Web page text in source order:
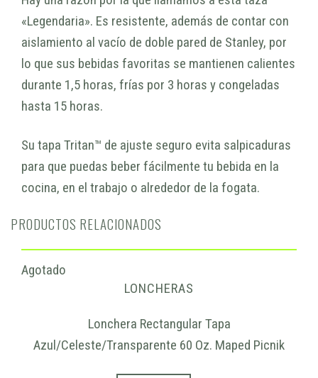
«Legendaria». Es resistente, además de contar con
aislamiento al vacío de doble pared de Stanley, por
lo que sus bebidas favoritas se mantienen calientes
durante 1,5 horas, frías por 3 horas y congeladas
hasta 15 horas.
Su tapa Tritan™ de ajuste seguro evita salpicaduras
para que puedas beber fácilmente tu bebida en la
cocina, en el trabajo o alrededor de la fogata.
PRODUCTOS RELACIONADOS
Agotado
LONCHERAS
Lonchera Rectangular Tapa
Azul/Celeste/Transparente 60 Oz. Maped Picnik